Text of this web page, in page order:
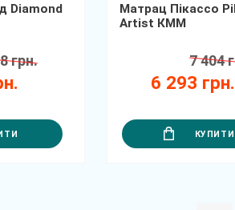
Diamond
грн.
Матрац Пікассо
Artist КММ
6 293
7 404
КУПИТИ